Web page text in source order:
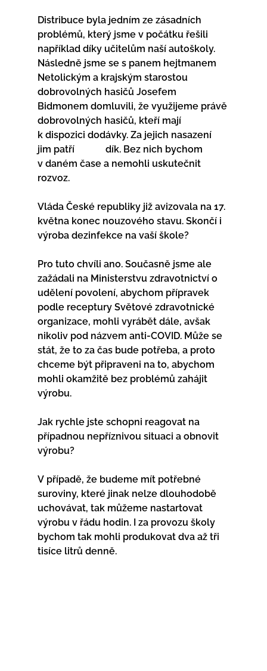
Distribuce byla jedním ze zásadních
problémů, který jsme v počátku řešili
například díky učitelům naší autoškoly.
Následně jsme se s panem hejtmanem
Netolickým a krajským starostou
dobrovolných hasičů Josefem
Bidmonem domluvili, že využijeme právě
dobrovolných hasičů, kteří mají
k dispozici dodávky. Za jejich nasazení
jim patří             dík. Bez nich bychom
v daném čase a nemohli uskutečnit
rozvoz.
Vláda České republiky již avizovala na 17.
května konec nouzového stavu. Skončí i
výroba dezinfekce na vaší škole?
Pro tuto chvíli ano. Současně jsme ale
zažádali na Ministerstvu zdravotnictví o
udělení povolení, abychom přípravek
podle receptury Světové zdravotnické
organizace, mohli vyrábět dále, avšak
nikoliv pod názvem anti-COVID. Může se
stát, že to za čas bude potřeba, a proto
chceme být připraveni na to, abychom
mohli okamžitě bez problémů zahájit
výrobu.
Jak rychle jste schopni reagovat na
případnou nepříznivou situaci a obnovit
výrobu?
V případě, že budeme mít potřebné
suroviny, které jinak nelze dlouhodobě
uchovávat, tak můžeme nastartovat
výrobu v řádu hodin. I za provozu školy
bychom tak mohli produkovat dva až tři
tisíce litrů denně.